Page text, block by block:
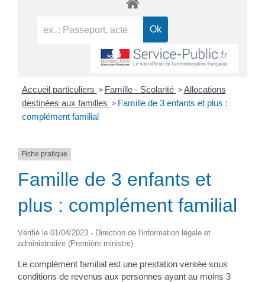
Accueil particuliers > Famille - Scolarité > Allocations
destinées aux familles > Famille de 3 enfants et plus :
complément familial
Fiche pratique
Famille de 3 enfants et
plus : complément familial
Vérifié le 01/04/2023 - Direction de l'information légale et
administrative (Première ministre)
Le complément familial est une prestation versée sous
conditions de revenus aux personnes ayant au moins 3